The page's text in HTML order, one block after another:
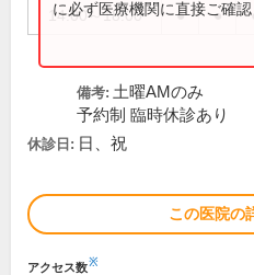
14:00～18:00 ● ●
に必ず医療機関に直接ご確認
備考: 土曜AMのみ
予約制 臨時休診あり
休診日: 日、祝
この医院の
アクセス数※